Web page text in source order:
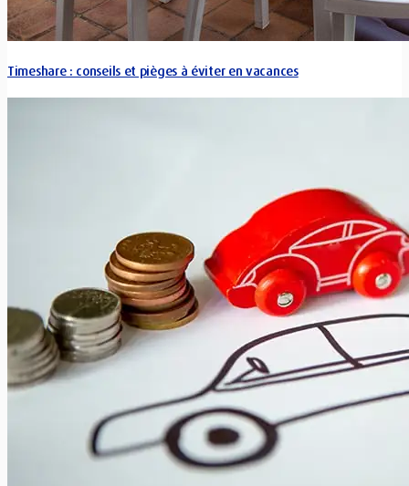
Timeshare : conseils et pièges à éviter en vacances